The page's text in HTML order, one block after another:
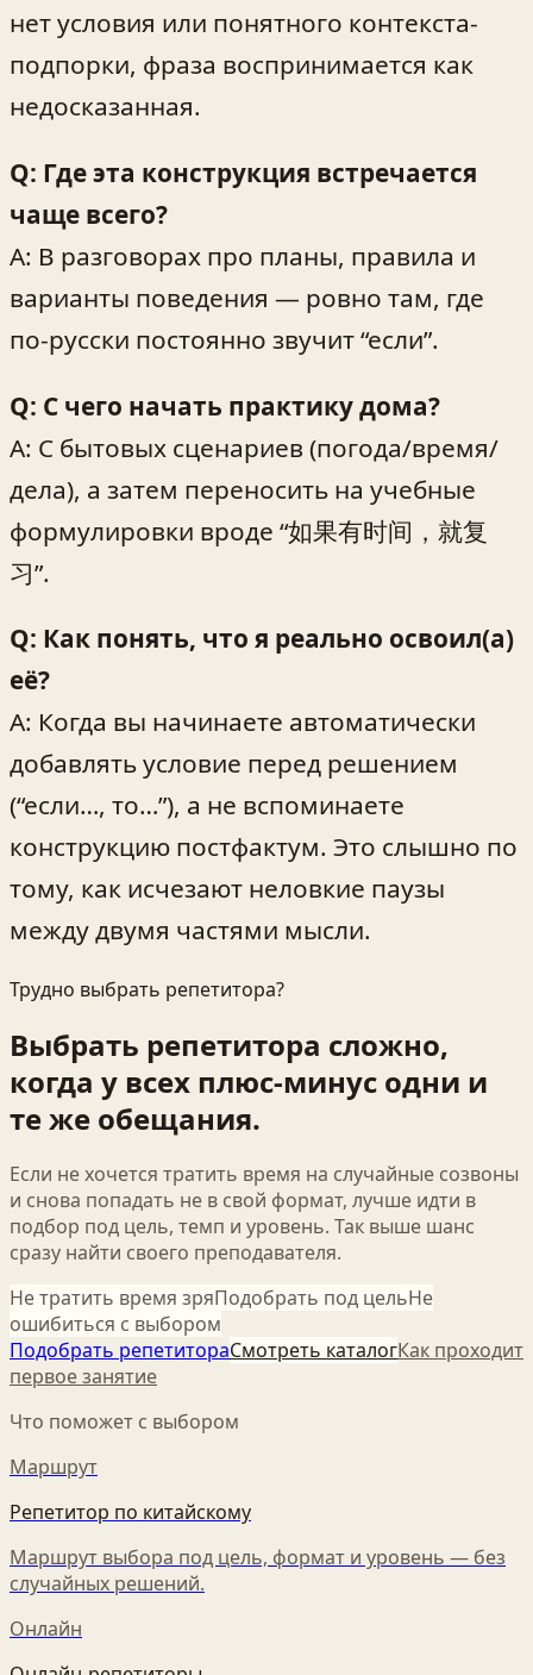
нет условия или понятного контекста-
подпорки, фраза воспринимается как
недосказанная.
Q: Где эта конструкция встречается
чаще всего?
A: В разговорах про планы, правила и
варианты поведения — ровно там, где
по-русски постоянно звучит “если”.
Q: С чего начать практику дома?
A: С бытовых сценариев (погода/время/
дела), а затем переносить на учебные
формулировки вроде “如果有时间，就复
习”.
Q: Как понять, что я реально освоил(а)
её?
A: Когда вы начинаете автоматически
добавлять условие перед решением
(“если…, то…”), а не вспоминаете
конструкцию постфактум. Это слышно по
тому, как исчезают неловкие паузы
между двумя частями мысли.
Трудно выбрать репетитора?
Выбрать репетитора сложно,
когда у всех плюс-минус одни и
те же обещания.
Если не хочется тратить время на случайные созвоны
и снова попадать не в свой формат, лучше идти в
подбор под цель, темп и уровень. Так выше шанс
сразу найти своего преподавателя.
Не тратить время зряПодобрать под цельНе
ошибиться с выбором
Подобрать репетитораСмотреть каталогКак проходит
первое занятие
Что поможет с выбором
Маршрут
Репетитор по китайскому
Маршрут выбора под цель, формат и уровень — без
случайных решений.
Онлайн